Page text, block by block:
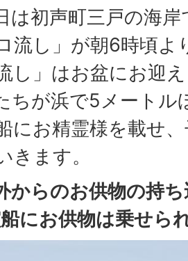
は初声町三戸の海
流し」が朝6時頃よ
し」はお盆にお迎
ちが浜で5メートル
にお精霊様を載せ
きます。
からのお供物の持
にお供物は乗せら